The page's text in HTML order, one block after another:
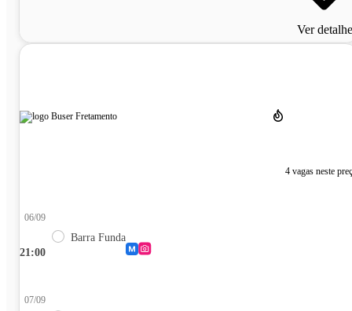
Ver
4 vagas neste
21:00
06/09
Barra Funda
07/09